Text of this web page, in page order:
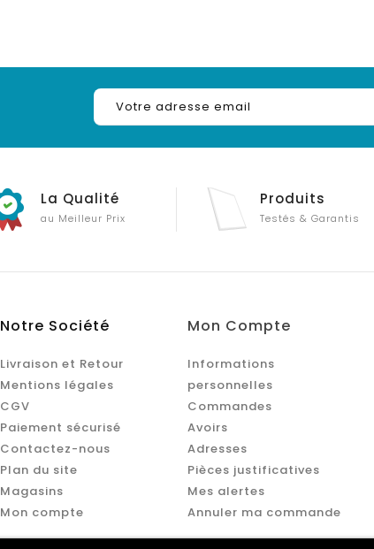
La Qualité
au Meilleur Prix
Produits
Testés & Garantis
Notre Société
Livraison et Retour
Mentions légales
CGV
Paiement sécurisé
Contactez-nous
Plan du site
Magasins
Mon compte
Mon Compte
Informations
personnelles
Commandes
Avoirs
Adresses
Pièces justificatives
Mes alertes
Annuler ma commande